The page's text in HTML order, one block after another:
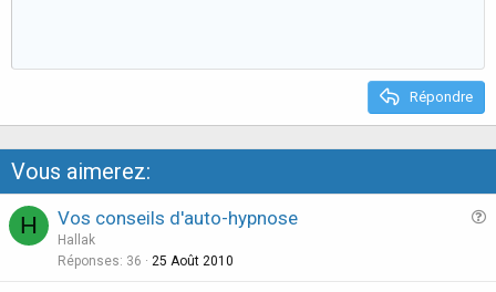
t
Répondre
Vous aimerez:
H Vos conseils d'auto-hypnose
Hallak
Réponses 36 25 Août 2010